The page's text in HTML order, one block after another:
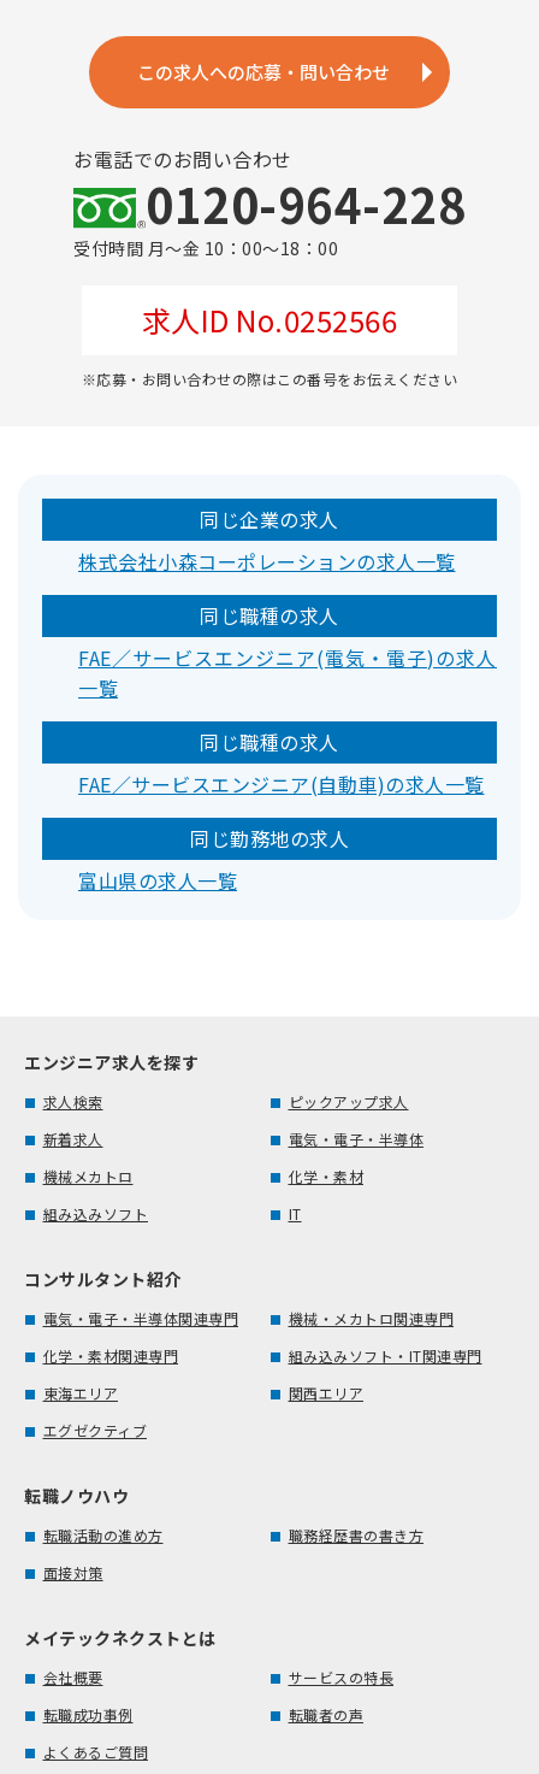
この求人への応募・問い合わせ
お電話でのお問い合わせ
0120-964-228
受付時間 月～金 10：00～18：00
求人ID No.0252566
※応募・お問い合わせの際はこの番号をお伝えください
同じ企業の求人
株式会社小森コーポレーションの求人一覧
同じ職種の求人
FAE／サービスエンジニア(電気・電子)の求人
一覧
同じ職種の求人
FAE／サービスエンジニア(自動車)の求人一覧
同じ勤務地の求人
富山県の求人一覧
エンジニア求人を探す
求人検索
ピックアップ求人
新着求人
電気・電子・半導体
機械メカトロ
化学・素材
組み込みソフト
IT
コンサルタント紹介
電気・電子・半導体関連専門
機械・メカトロ関連専門
化学・素材関連専門
組み込みソフト・IT関連専門
東海エリア
関西エリア
エグゼクティブ
転職ノウハウ
転職活動の進め方
職務経歴書の書き方
面接対策
メイテックネクストとは
会社概要
サービスの特長
転職成功事例
転職者の声
よくあるご質問